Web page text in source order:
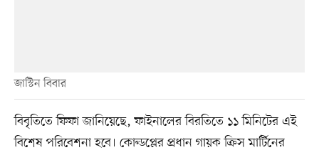
জাস্টিন বিবার
বিবৃতিতে ফিফা জানিয়েছে, ফাইনালের বিরতিতে ১১ মিনিটের এই
বিশেষ পরিবেশনা হবে। কোল্ডপ্লের প্রধান গায়ক ক্রিস মার্টিনের